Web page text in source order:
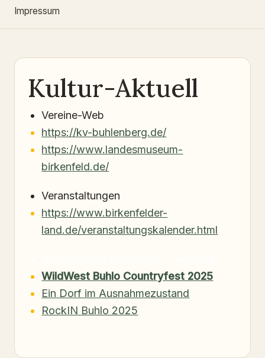
Impressum
Kultur-Aktuell
Vereine-Web
https://kv-buhlenberg.de/
https://www.landesmuseum-
birkenfeld.de/
Veranstaltungen
https://www.birkenfelder-
land.de/veranstaltungskalender.html
WildWest Buhlo Countryfest 2025
Ein Dorf im Ausnahmezustand
RockIN Buhlo 2025